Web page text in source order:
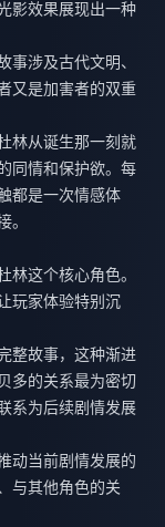
影效果展现出一种
涉及古代文明、
又是加害者的双重
林从诞生那一刻就
同情和保护欲。每
都是一次情感体
。
这个核心角色。
玩家体验特别沉
整故事，这种渐进
多的关系最为密切
系为后续剧情发展
动当前剧情发展的
与其他角色的关